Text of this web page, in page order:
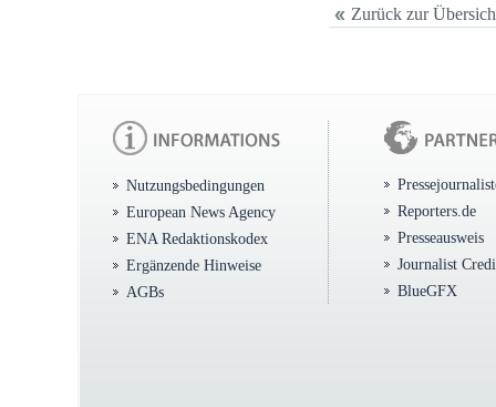
Zurück zur
Nutzungsbedingungen
European News Agency
ENA Redaktionskodex
Ergänzende Hinweise
AGBs
Reporters.de
Presseausweis
Journalist
BlueGFX